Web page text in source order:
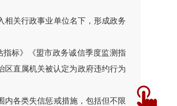
相关行政事业单位名下，形成政务
标》《盟市政务诚信季度监测指
区直属机关被认定为政府违约行为
内各类失信惩戒措施，包括但不限